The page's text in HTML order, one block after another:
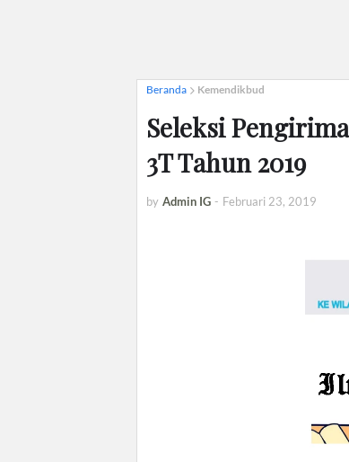
Beranda Kemendikbud
Seleksi
3T Tahun 2019
by Admin IG - Februari 23, 2019